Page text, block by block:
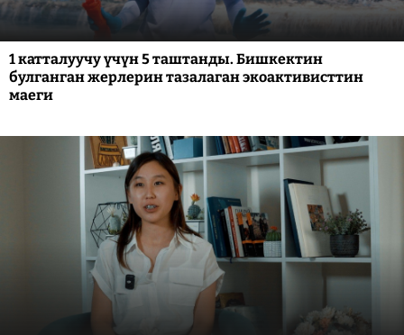
1 катталуучу үчүн 5 таштанды. Бишкектин
булганган жерлерин тазалаган экоактивисттин
маеги